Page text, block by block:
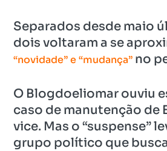
Separados desde maio
dois voltaram a se
“novidade” e “mudança”no
O Blogdoeliomar ouviu
caso de manutenção de
vice. Mas o “suspense”
grupo político que